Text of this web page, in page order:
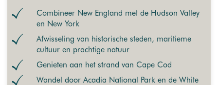
Combineer New England met de Hudson Valley
en New York
Afwisseling van historische steden, maritieme
cultuur en prachtige natuur
Genieten aan het strand van Cape Cod
Wandel door Acadia National Park en de White